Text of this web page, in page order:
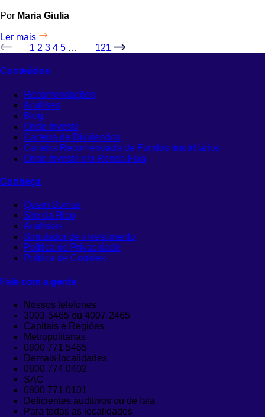
Por Maria Giulia
Ler mais
1 2 3 4 5 … 121
Conteúdos
Recomendações
Análises
Blog
Onde Investir
Carteira de Dividendos
Carteira Recomendada de Fundos Imobiliários
Onde Investir em Renda Fixa
Conheça
Quem Somos
Site da Rico
Analistas
Simulador de investimento
Política de Privacidade
Política de Cookies
Fale com a gente
Nossos telefones
3003-5465 ou 4007-2465
Capitais e Regiões
Metropolitanas
0800 771 5465
Demais localidades
0800 774 0402
SAC
0800 771 0101
Deficientes auditivos ou de fala
Para todas as localidades